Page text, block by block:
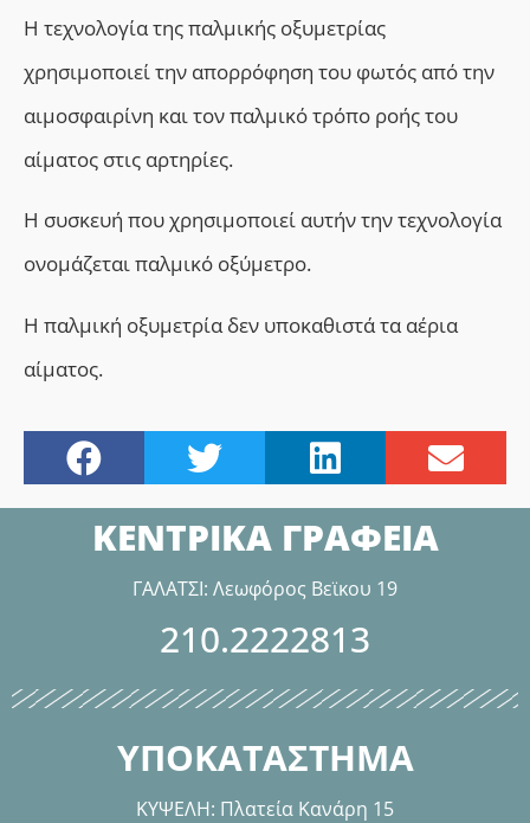
Η τεχνολογία της παλμικής οξυμετρίας
χρησιμοποιεί την απορρόφηση του φωτός από την
αιμοσφαιρίνη και τον παλμικό τρόπο ροής του
αίματος στις αρτηρίες.
Η συσκευή που χρησιμοποιεί αυτήν την τεχνολογία
ονομάζεται παλμικό οξύμετρο.
Η παλμική οξυμετρία δεν υποκαθιστά τα αέρια
αίματος.
ΚΕΝΤΡΙΚΑ ΓΡΑΦΕΙΑ
ΓΑΛΑΤΣΙ: Λεωφόρος Βεϊκου 19
210.2222813
ΥΠΟΚΑΤΑΣΤΗΜΑ
ΚΥΨΕΛΗ: Πλατεία Κανάρη 15